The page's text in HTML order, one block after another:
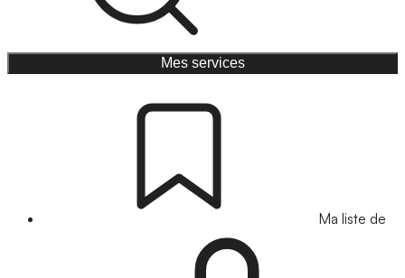
Mes services
Ma liste de